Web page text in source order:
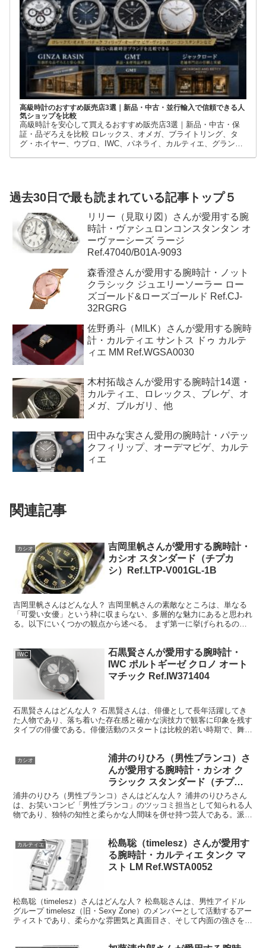
グ・ホイヤー、ウブロ、IWC、パネライ、カルティエ、グランド
セイコーなど、高級時計には数多くのブランドとモデルがありま
過去30日で最も読まれている記事トップ５
時計・ヴァシュロンコンスタンタン オ
ーヴァーシーズ ラージ
Ref.47040/B01A-9093
クラシック ジュエリーソーラー ロー
ズゴールド&ローズゴールド Ref.CJ-
32RGRG
佐野勇斗（M!LK）さんが愛用する腕時
計・カルティエ サントス ドゥ カルテ
ィエ MM Ref.WGSA0030
木村拓哉さんが愛用する腕時計14選・
カルティエ、ロレックス、ブレゲ、オ
メガ、ブルガリ、他
関連記事
カシオ
カシオ スタンダード（チプカ
シ）Ref.LTP-V001GL-1B
吉岡里帆さんはどんな人？ 吉岡里帆さんの素敵なところは、単なる
「可愛い女優」という枠に収まらない、多層的な魅力にあると思われ
る。以下にいくつかの観点から述べる。 まず第一に挙げられるの
は、芯の強さと努力家な姿勢である。吉岡里帆さんは決して最...
IWC
IWC ポルトギーゼ クロノ オート
マチック Ref.IW371404
石黒賢さんはどんな人？ 石黒賢さんは、俳優として長年活躍してき
た人物であり、落ち着いた存在感と確かな演技力で観客に印象を残す
タイプの俳優である。俳優活動のスタートは比較的若い時期で、舞台
やドラマ、映画と幅広いメディアでキャリアを積み重ねてき...
カシオ
浦井のりひろ（男性ブランコ）さ
んが愛用する腕時計・カシオ ク
シ） Ref.A158WEA-1JF
浦井のりひろ（男性ブランコ）さんはどんな人？ 浦井のりひろさん
は、お笑いコンビ「男性ブランコ」のツッコミ担当として知られる人
物であり、独特の知性と柔らかな人間味を併せ持つ芸人である。派手
に前へ出るタイプではないが、言葉の選び方や間の取り方に...
カルティエ
る腕時計・カルティエ タンク マ
スト LM Ref.WSTA0052